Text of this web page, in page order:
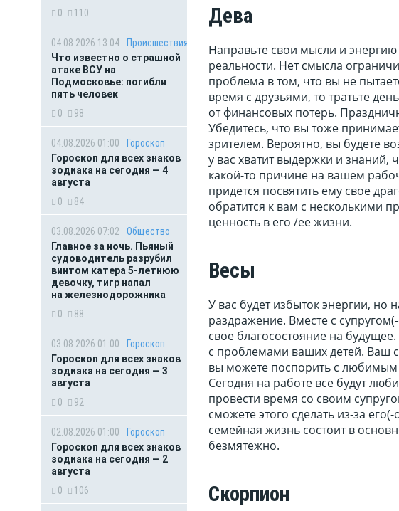
0
110
04.08.2026 13:04
Происшествия
Что известно о страшной
атаке ВСУ на
Подмосковье: погибли
пять человек
0
98
04.08.2026 01:00
Гороскоп
Гороскоп для всех знаков
зодиака на сегодня — 4
августа
0
84
03.08.2026 07:02
Общество
Главное за ночь. Пьяный
судоводитель разрубил
винтом катера 5-летнюю
девочку, тигр напал
на железнодорожника
0
88
03.08.2026 01:00
Гороскоп
Гороскоп для всех знаков
зодиака на сегодня — 3
августа
0
92
02.08.2026 01:00
Гороскоп
Гороскоп для всех знаков
зодиака на сегодня — 2
августа
0
106
Дева
Направьте свои мысли и энергию
реальности. Нет смысла
проблема в том, что вы не
время с друзьями, то тратьте
от финансовых потерь.
Убедитесь, что вы тоже
зрителем. Вероятно, вы будете
у вас хватит выдержки и знаний,
какой-то причине на вашем
придется посвятить ему свое
обратится к вам с
ценность в его /ее жизни.
Весы
У вас будет избыток энергии, но
раздражение. Вместе с
свое благосостояние на
с проблемами ваших детей. Ваш
вы можете поспорить с
Сегодня на работе все будут
провести время со своим
сможете этого сделать из-за
семейная жизнь состоит в
безмятежно.
Скорпион